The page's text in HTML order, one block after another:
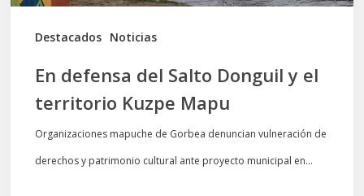
Destacados Noticias
Mapu
En defensa del Salto Donguil y el
territorio Kuzpe Mapu
Organizaciones mapuche de Gorbea denuncian vulneración de
derechos y patrimonio cultural ante proyecto municipal en…